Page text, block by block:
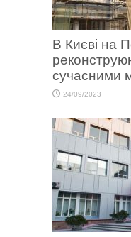
В Києві на
сучасними
24/09/2023